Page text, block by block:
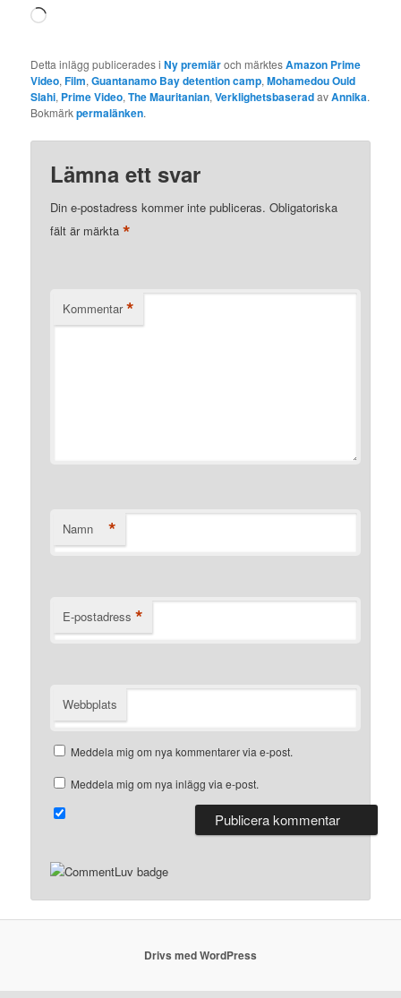
Laddar
Detta inlägg publicerades iNy premiäroch märktesAmazon Prime
Video,Film,Guantanamo Bay detention camp,Mohamedou Ould
Slahi, Prime Video,The Mauritanian,VerklighetsbaseradavAnnika.
Bokmärkpermalänken.
Lämna ett svar
Din e-postadress kommer inte publiceras. Obligatoriska
fält är märkta*
Kommentar *
Namn *
E-postadress *
Webbplats
Meddela mig om nya kommentarer via e-post.
Meddela mig om nya inlägg via e-post.
Drivs med WordPress